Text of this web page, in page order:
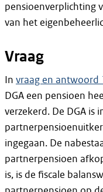
pensioenverplichting
van het
Vraag
In vraag en antwoord
DGA een pensioen
verzekerd. De DGA is
ingegaan. De
partnerpensioen
is, is de fiscale